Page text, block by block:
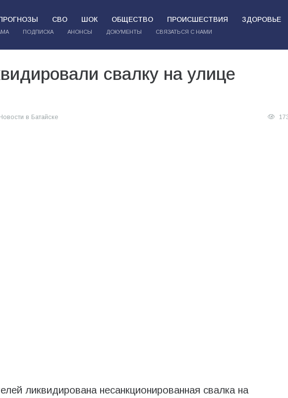
СВО ШОК ОБЩЕСТВО ПРОИСШЕСТВИЯ ЗДОРОВЬЕ
ПОДПИСКА АНОНСЫ ДОКУМЕНТЫ СВЯЗАТЬСЯ С НАМИ
свалку на улице
Новости в Батайске
ликвидирована несанкционированная свалка на